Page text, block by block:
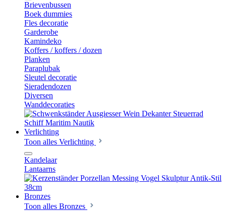
Brievenbussen
Boek dummies
Fles decoratie
Garderobe
Kamindeko
Koffers / koffers / dozen
Planken
Paraplubak
Sleutel decoratie
Sieradendozen
Diversen
Wanddecoraties
Verlichting
Toon alles Verlichting
Kandelaar
Lantaarns
Bronzes
Toon alles Bronzes